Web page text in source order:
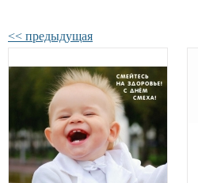
<< предыдущая